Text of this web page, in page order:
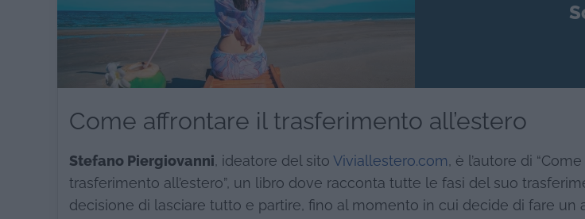
Come affrontare il trasferimento all’estero
Stefano Piergiovanni, ideatore del sito Viviallestero.com, è l’autore di
trasferimento all’estero”, un libro dove racconta tutte le fasi del suo
decisione di lasciare tutto e partire, fino al momento in cui decide di fare un